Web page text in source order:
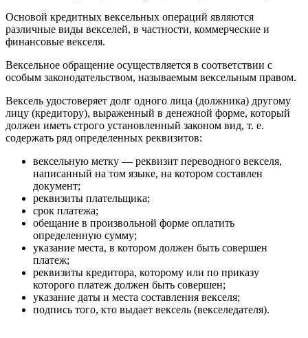
Основой кредитных вексельных операций являются
различные виды векселей, в частности, коммерческие и
финансовые векселя.
Вексельное обращение осуществляется в соответствии с
особым законодательством, называемым вексельным правом.
Вексель удостоверяет долг одного лица (должника) другому
лицу (кредитору), выраженный в денежной форме, который
должен иметь строго установленный законом вид, т. е.
содержать ряд определенных реквизитов:
вексельную метку — реквизит переводного векселя,
написанный на том языке, на котором составлен
документ;
реквизиты плательщика;
срок платежа;
обещание в произвольной форме оплатить
определенную сумму;
указание места, в котором должен быть совершен
платеж;
реквизиты кредитора, которому или по приказу
которого платеж должен быть совершен;
указание даты и места составления векселя;
подпись того, кто выдает вексель (векселедателя).